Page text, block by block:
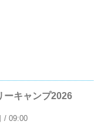
ーキャンプ2026
/ 09:00